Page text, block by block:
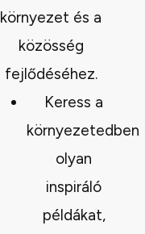
környezet és a
közösség
fejlődéséhez.
Keress a
környezetedben
olyan
inspiráló
példákat,